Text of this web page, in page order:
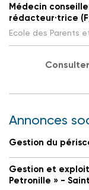
Médecin
rédacteur·trice
Ecole des Parents
Annonces
Gestion du
Gestion et
Petronille » -